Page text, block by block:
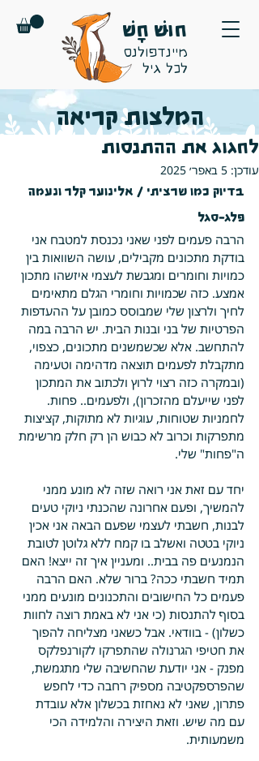
חוּשׁ חָשׁ
מיינדפולנס
לכל גיל
המלצות קריאה
לחגוג את ההתנסות
עודכן: 5 באפר׳ 2025
בדיוק כמו שרציתי / אלינוער קלר ונעמה
פלג-סגל
הרבה פעמים לפני שאני נכנסת למטבח אני
בודקת מתכונים מקבילים, עושה השוואות בין
כמויות וחומרים ומגבשת לעצמי איזשהו מתכון
אמצע. כזה שכמויות וחומרי הגלם מתאימים
לחיך ולרצון שלי שמבוסס כמובן על ההעדפות
הפרטיות של בני ובנות הבית. יש הרבה במה
להתחשב. אלא שכשמשנים מתכונים, כצפוי,
מתקבלת לפעמים תוצאה מדהימה וטעימה
(ובמקרה כזה רצוי לרוץ ולכתוב את המתכון
לפני שייעלם מהזכרון), ולפעמים.. פחות.
לחמניות שטוחות, עוגיות לא מתוקות, קציצות
מתפרקות וכרוב לא כבוש הן רק חלק מרשימת
ה"פחות" שלי.
יחד עם זאת אני רואה שזה לא מונע ממני
להמשיך, ופעם אחרונה שהכנתי ניוקי טעים
לבנות, חשבתי לעצמי שפעם הבאה אני אכין
ניוקי בטטה ואשלב בו קמח ללא גלוטן לטובת
הנמנעים פה בבית.. ומעניין איך זה ייצא! האם
תמיד חשבתי ככה? ברור שלא. האם הרבה
פעמים כל החישובים והתכנונים מונעים ממני
בסוף להתנסות (כי אני לא באמת רוצה לחוות
כשלון) - בוודאי. אבל כשאני מצליחה להפוך
את חטיפי הגרנולה שהתפרקו לקורנפלקס
מפנק - אני יודעת שהחשיבה שלי מתגמשת,
שהפרספקטיבה מספיק רחבה כדי לחפש
פתרון, שאני לא נאחזת בכשלון אלא עובדת
עם מה שיש. וזאת היצירה והלמידה הכי
משמעותית.